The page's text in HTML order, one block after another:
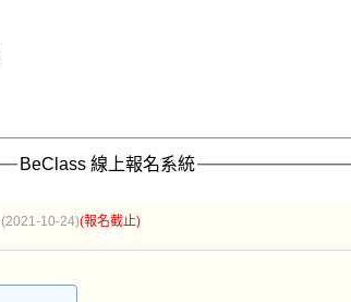
BeClass 線上報名系統
(2021-10-24)(報名截止)